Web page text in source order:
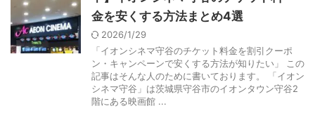
金を安くする方法まとめ4選
2026/1/29
「イオンシネマ守谷のチケット料金を割引クーポ
ン・キャンペーンで安くする方法が知りたい」 この
記事はそんな人のために書いております。 「イオン
シネマ守谷」は茨城県守谷市のイオンタウン守谷2
階にある映画館 ...